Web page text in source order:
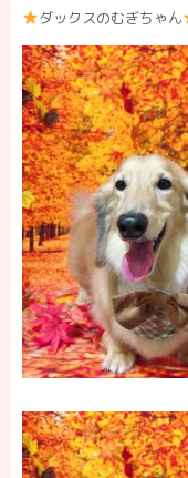
ダックスのむぎちゃん